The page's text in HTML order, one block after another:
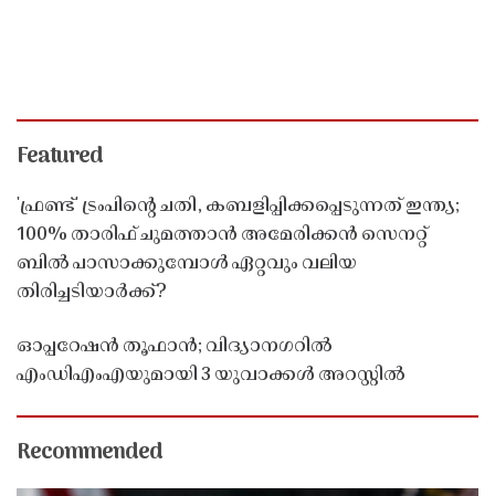
Featured
'ഫ്രണ്ട്' ട്രംപിന്റെ ചതി, കബളിപ്പിക്കപ്പെടുന്നത് ഇന്ത്യ;
100% താരിഫ് ചുമത്താൻ അമേരിക്കൻ സെനറ്റ്
ബിൽ പാസാക്കുമ്പോൾ ഏറ്റവും വലിയ
തിരിച്ചടിയാർക്ക്?
ഓപ്പറേഷൻ തൂഫാൻ; വിദ്യാനഗറിൽ
എംഡിഎംഎയുമായി 3 യുവാക്കൾ അറസ്റ്റിൽ
Recommended